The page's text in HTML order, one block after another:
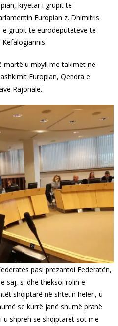
kryetar i grupit të
Europian z. Dhimitris
e grupit të eurodeputetëve të
martë u mbyll me takimet në
Europian, Qendra e
Rajonale.
pasi prezantoi Federatën,
saj, si dhe theksoi rolin e
shqiptarë në shtetin helen, u
se kurrë janë shumë pranë
u shpreh se shqiptarët sot më